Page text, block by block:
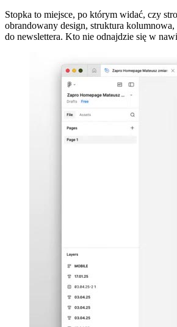
Stopka to miejsce, po którym widać, czy
obrandowany design, struktura
do newslettera. Kto nie odnajdzie się w